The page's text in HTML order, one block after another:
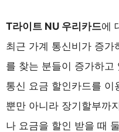
T라이트 NU 우리카드에
최근 가계 통신비가 증가
를 찾는 분들이 증가하고
통신 요금 할인카드를 이
뿐만 아니라 장기할부까
나 요금을 할인 받을 때